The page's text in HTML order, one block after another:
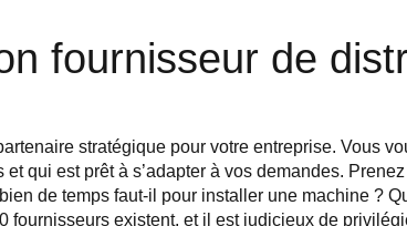
fournisseur de
stratégique pour votre entreprise. Vous
qui est prêt à s’adapter à vos demandes.
de temps faut-il pour installer une machine ?
existent, et il est judicieux de